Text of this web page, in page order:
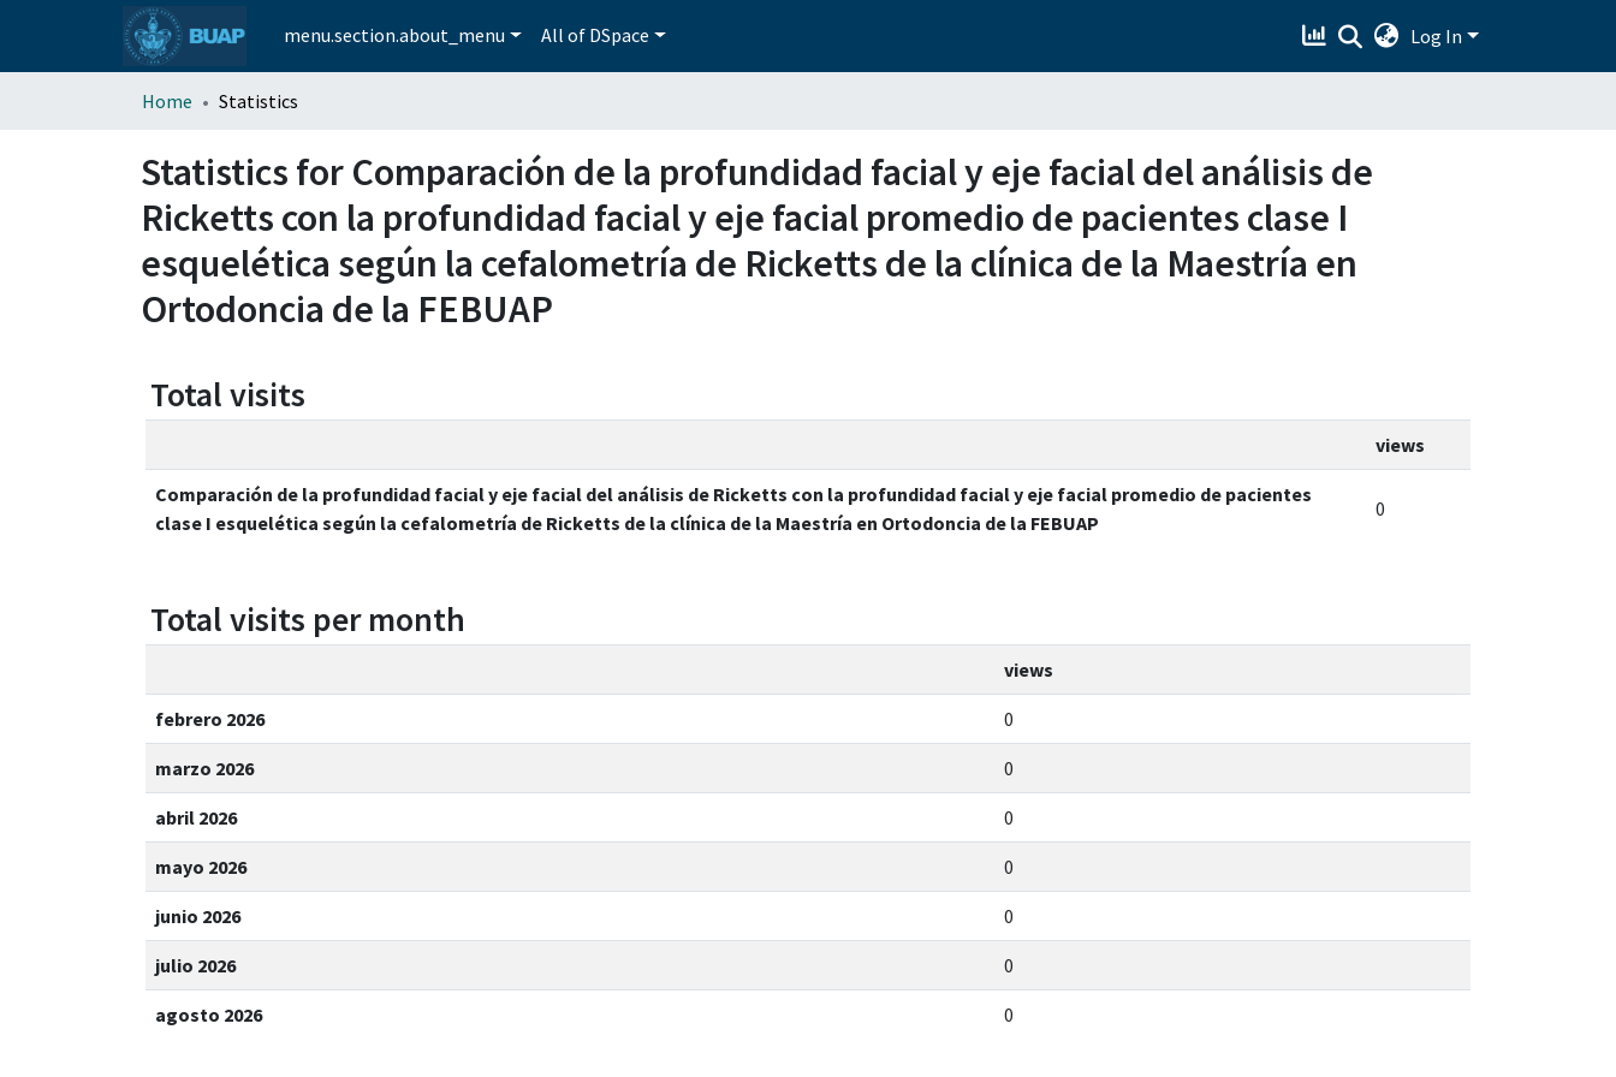
menu.section.about_menu All of DSpace Log In
Home Statistics
Statistics for Comparación de la profundidad facial y eje facial del análisis de
Ricketts con la profundidad facial y eje facial promedio de pacientes clase I
esquelética según la cefalometría de Ricketts de la clínica de la Maestría en
Ortodoncia de la FEBUAP
Total visits
views
Comparación de la profundidad facial y eje facial del análisis de Ricketts con la profundidad facial y eje facial promedio de pacientes
clase I esquelética según la cefalometría de Ricketts de la clínica de la Maestría en Ortodoncia de la FEBUAP
0
Total visits per month
views
febrero 2026 0
marzo 2026 0
abril 2026 0
mayo 2026 0
junio 2026 0
julio 2026 0
agosto 2026 0